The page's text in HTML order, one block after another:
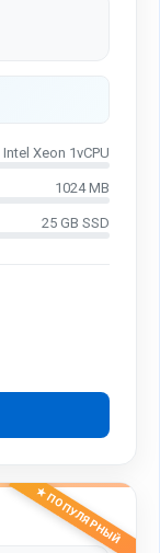
Intel Xeon 1vCPU
1024 MB
25 GB SSD
★ ПОПУЛЯРНЫЙ